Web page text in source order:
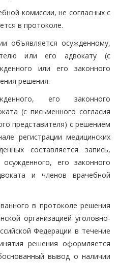
комиссии, не согласных с
в протоколе.
объявляется осужденному,
или его адвокату (с
или его законного
решения.
его законного
(с письменного согласия
представителя) с решением
регистрации медицинских
составляется запись,
его законного
и членов врачебной
в протоколе решения
организацией уголовно-
Федерации в течение
решения оформляется
вывод о наличии